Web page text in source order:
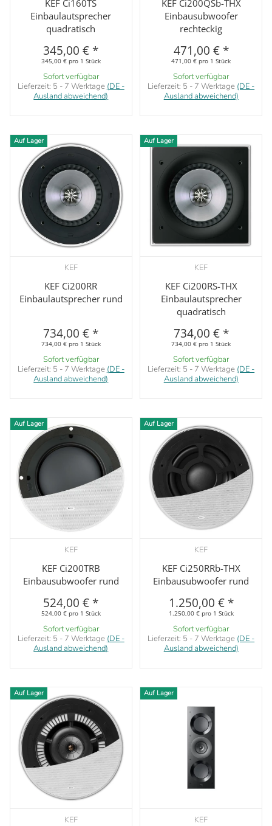
KEF Ci160TS
Einbaulautsprecher
quadratisch
345,00 € *
345,00 € pro 1 Stück
Sofort verfügbar
Lieferzeit: 5 - 7 Werktage (DE -
Ausland abweichend)
KEF Ci200QSb-THX
Einbausubwoofer
rechteckig
471,00 € *
471,00 € pro 1 Stück
Sofort verfügbar
Lieferzeit: 5 - 7 Werktage (DE -
Ausland abweichend)
Auf Lager
KEF
KEF Ci200RR
Einbaulautsprecher rund
734,00 € *
734,00 € pro 1 Stück
Sofort verfügbar
Lieferzeit: 5 - 7 Werktage (DE -
Ausland abweichend)
Auf Lager
KEF
KEF Ci200RS-THX
Einbaulautsprecher
quadratisch
734,00 € *
734,00 € pro 1 Stück
Sofort verfügbar
Lieferzeit: 5 - 7 Werktage (DE -
Ausland abweichend)
Auf Lager
KEF
KEF Ci200TRB
Einbausubwoofer rund
524,00 € *
524,00 € pro 1 Stück
Sofort verfügbar
Lieferzeit: 5 - 7 Werktage (DE -
Ausland abweichend)
Auf Lager
KEF
KEF Ci250RRb-THX
Einbausubwoofer rund
1.250,00 € *
1.250,00 € pro 1 Stück
Sofort verfügbar
Lieferzeit: 5 - 7 Werktage (DE -
Ausland abweichend)
Auf Lager
KEF
Auf Lager
KEF